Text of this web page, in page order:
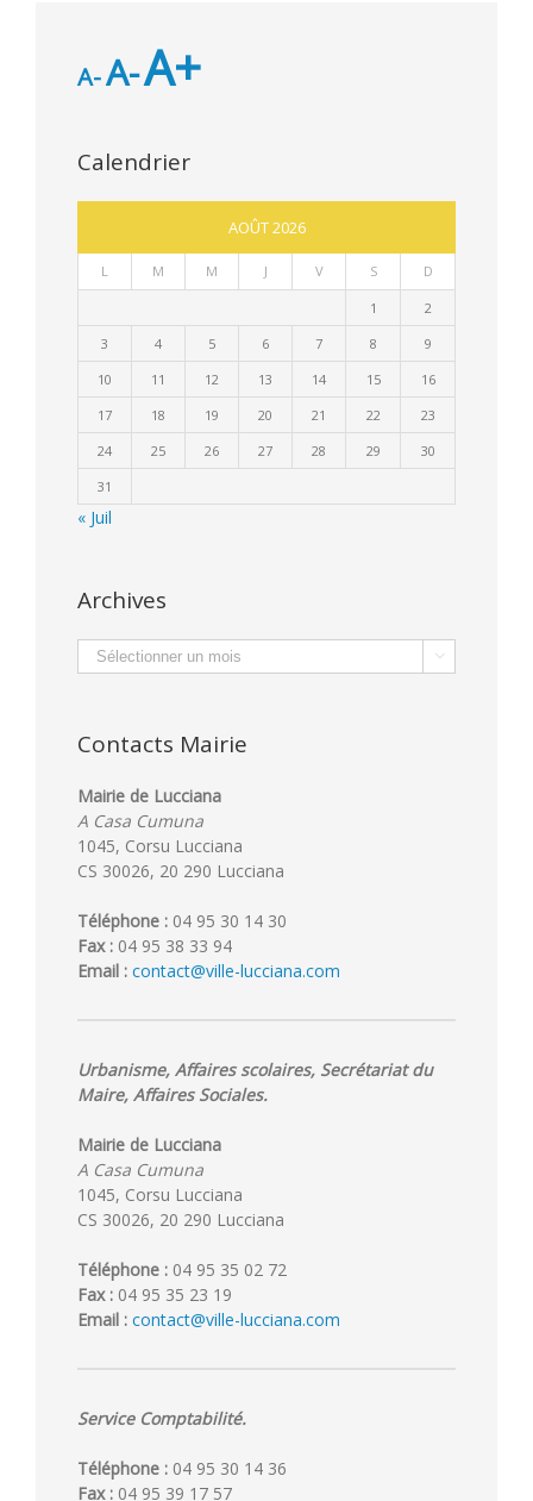
A-A-A+
Calendrier
AOÛT 2026
L M M J V S D
1
2
3
4 5 6 7 8
9
10
11 12 13 14 15
16
17
18 19 20 21 22
23
24
25 26 27 28 29
30
31
« Juil
Archives
Archives 
Contacts Mairie
Mairie de Lucciana
A Casa Cumuna
1045, Corsu Lucciana
CS 30026, 20 290 Lucciana
Téléphone : 04 95 30 14 30
Fax : 04 95 38 33 94
Email : contact@ville-lucciana.com
Urbanisme, Affaires scolaires, Secrétariat du
Maire, Affaires Sociales.
Mairie de Lucciana
A Casa Cumuna
1045, Corsu Lucciana
CS 30026, 20 290 Lucciana
Téléphone : 04 95 35 02 72
Fax : 04 95 35 23 19
Email : contact@ville-lucciana.com
Service Comptabilité.
Téléphone : 04 95 30 14 36
Fax : 04 95 39 17 57